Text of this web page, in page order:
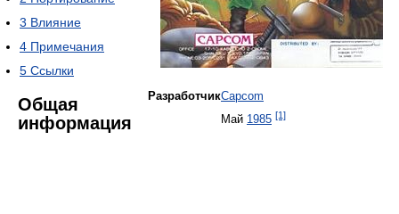
РазработчикCapcom
Май 1985 [1]
3 Влияние
4 Примечания
5 Ссылки
Общая
информация